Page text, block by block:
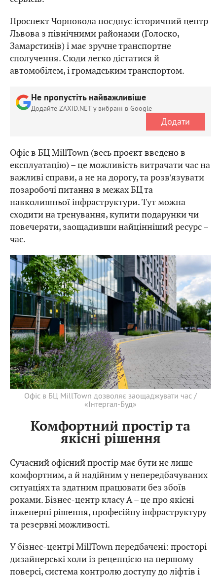
Проспект Чорновола поєднує історичний центр
Львова з північними районами (Голоско,
Замарстинів) і має зручне транспортне
сполучення. Сюди легко дістатися й
автомобілем, і громадським транспортом.
Не пропустіть найважливіше
Додайте ZAXID.NET у вибрані в Google
Додати
Офіс в БЦ MillTown (весь проєкт введено в
експлуатацію) – це можливість витрачати час на
важливі справи, а не на дорогу, та розв’язувати
позаробочі питання в межах БЦ та
навколишньої інфраструктури. Тут можна
сходити на тренування, купити подарунки чи
повечеряти, заощадивши найцінніший ресурс –
час.
Офіс в БЦ MillTown дозволяє заощаджувати час /
«Інтергал-Буд»
Комфортний простір та
якісні рішення
Сучасний офісний простір має бути не лише
комфортним, а й надійним у непередбачуваних
ситуаціях та здатним працювати без збоїв
роками. Бізнес-центр класу А – це про якісні
інженерні рішення, професійну інфраструктуру
та резервні можливості.
У бізнес-центрі MillTown передбачені: просторі
дизайнерські холи із рецепцією на першому
поверсі, система контролю доступу до ліфтів і